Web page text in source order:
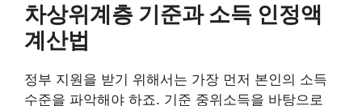
차상위계층 기준과 소득 인정액
계산법
정부 지원을 받기 위해서는 가장 먼저 본인의 소득
수준을 파악해야 하죠. 기준 중위소득을 바탕으로